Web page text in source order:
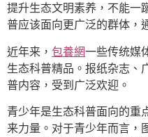
提升生态文明素养，不能一
普应该面向更广泛的群体，
近年来， 包養網一些传统媒
生态科普精品。报纸杂志、
普内容，受到广泛欢迎。
青少年是生态科普面向的重
来力量。对于青少年而言，